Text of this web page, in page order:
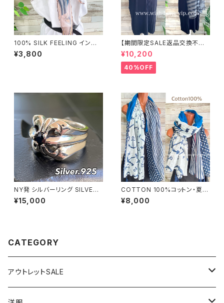
100% SILK FEELING インポ
ートスカーフ｜ 透けシフォンス
カーフ・アレンジ小さめスカー
¥3,800
【期間限定SALE返品交換不可
8/20まで】イタリア製インポート
ワンピース｜Rinascimentoリ
ナシメント｜プリーツ リブ織りサ
マーニットワンピース/ブラック
¥10,200
40%OFF
NY発 シルバーリング SILVER9
25 百合 王冠 フローラルリング
ブラックストーン 指輪
¥15,000
COTTON 100%コットン・夏の
ストール インポート大判ストー
ル ｜通気性・肌触りの良いロン
¥8,000
CATEGORY
アウトレットSALE